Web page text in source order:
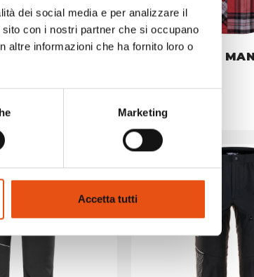
dei social media e per analizzare il
con i nostri partner che si occupano
altre informazioni che ha fornito loro o
Marketing
Accetta tutti
HORUN SHIRT MAN